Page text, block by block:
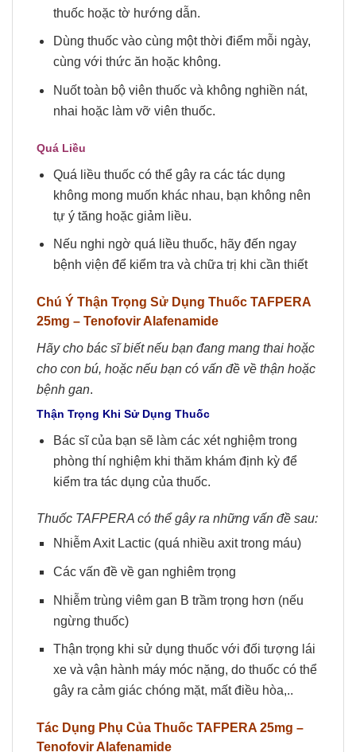
thuốc hoặc tờ hướng dẫn.
Dùng thuốc vào cùng một thời điểm mỗi ngày,
cùng với thức ăn hoặc không.
Nuốt toàn bộ viên thuốc và không nghiền nát,
nhai hoặc làm vỡ viên thuốc.
Quá Liều
Quá liều thuốc có thể gây ra các tác dụng
không mong muốn khác nhau, bạn không nên
tự ý tăng hoặc giảm liều.
Nếu nghi ngờ quá liều thuốc, hãy đến ngay
bệnh viện để kiểm tra và chữa trị khi cần thiết
Chú Ý Thận Trọng Sử Dụng Thuốc TAFPERA
25mg – Tenofovir Alafenamide
Hãy cho bác sĩ biết nếu bạn đang mang thai hoặc
cho con bú, hoặc nếu bạn có vấn đề về thận hoặc
bệnh gan.
Thận Trọng Khi Sử Dụng Thuốc
Bác sĩ của bạn sẽ làm các xét nghiệm trong
phòng thí nghiệm khi thăm khám định kỳ để
kiểm tra tác dụng của thuốc.
Thuốc TAFPERA có thể gây ra những vấn đề sau:
Nhiễm Axit Lactic (quá nhiều axit trong máu)
Các vấn đề về gan nghiêm trọng
Nhiễm trùng viêm gan B trầm trọng hơn (nếu
ngừng thuốc)
Thận trọng khi sử dụng thuốc với đối tượng lái
xe và vận hành máy móc nặng, do thuốc có thể
gây ra cảm giác chóng mặt, mất điều hòa,..
Tác Dụng Phụ Của Thuốc TAFPERA 25mg –
Tenofovir Alafenamide